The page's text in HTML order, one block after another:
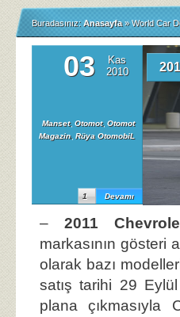
Buradasınız: Anasayfa » World Car
03
Kas
2010
Manset, Otomot, Otomot
Magazin, Rüya OtomobiL
Devamı
1
–2011
markasının gösteri
olarak bazı
satış tarihi 29 Eylül
plana çıkmasıyla